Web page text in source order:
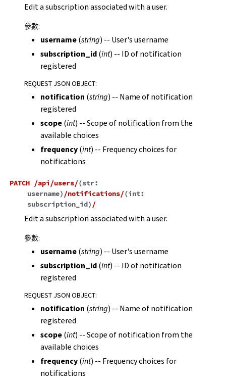
Edit a subscription associated with a user.
參數:
username(string) -- User's username
subscription_id(int) -- ID of notification
registered
REQUEST JSON OBJECT:
notification (string) -- Name of notification
registered
scope(int) -- Scope of notification from the
available choices
frequency(int) -- Frequency choices for
notifications
PATCH /api/users/(str:
username) /notifications/(int:
subscription_id) /
Edit a subscription associated with a user.
參數:
username(string) -- User's username
subscription_id(int) -- ID of notification
registered
REQUEST JSON OBJECT:
notification (string) -- Name of notification
registered
scope(int) -- Scope of notification from the
available choices
frequency(int) -- Frequency choices for
notifications